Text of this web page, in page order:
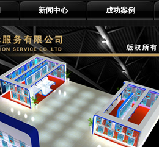
新闻中心 成功案例